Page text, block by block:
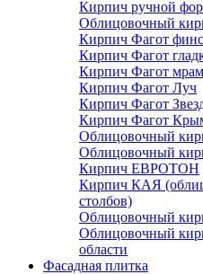
Кирпич ручной
Облицовочный
Кирпич Фагот
Кирпич Фагот
Кирпич Фагот
Кирпич Фагот Луч
Кирпич Фагот
Кирпич Фагот
Облицовочный
Облицовочный
Кирпич ЕВРОТОН
Кирпич КАЯ
столбов)
Облицовочный
Облицовочный
области
Фасадная плитка